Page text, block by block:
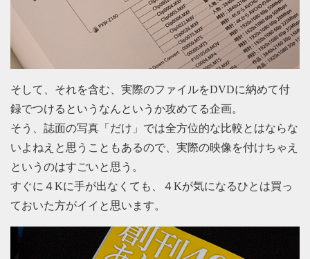
そして、それを含む、実際のファイルをDVDに納めて付
録でつけるというなんというか攻めてる企画。
そう、誌面の写真「だけ」では全方位的な比較とはならな
いよねえと思うこともあるので、実際の映像を付けちゃえ
というのはすごいと思う。
すぐに４Kに手が出なくても、４Kが気になるひとは買っ
ておいた方がイイと思います。